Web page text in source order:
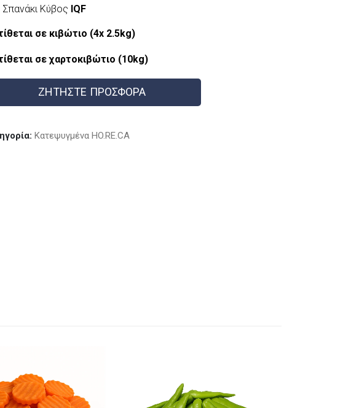
Σπανάκι Κύβος IQF
σε κιβώτιο (4x 2.5kg)
σε χαρτοκιβώτιο (10kg)
ΖΗΤΗΣΤΕ ΠΡΟΣΦΟΡΑ
Kατεψυγμένα HO.RE.CA